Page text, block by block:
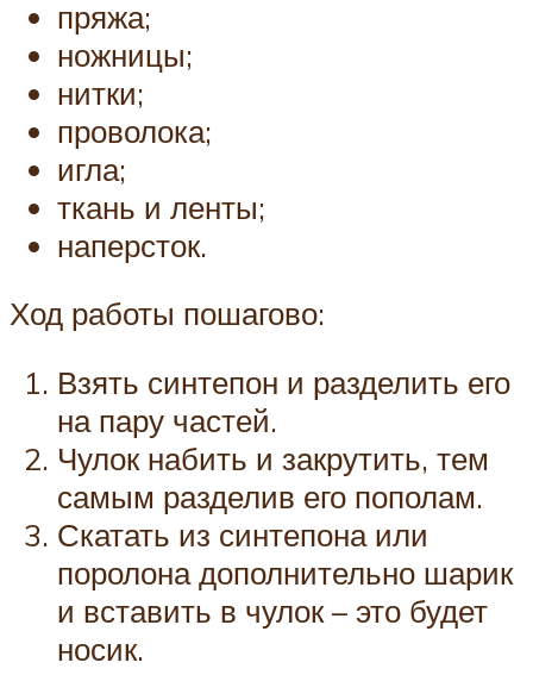
пряжа;
ножницы;
нитки;
проволока;
игла;
ткань и ленты;
наперсток.
Ход работы пошагово:
Взять синтепон и разделить его
на пару частей.
Чулок набить и закрутить, тем
самым разделив его пополам.
Скатать из синтепона или
поролона дополнительно шарик
и вставить в чулок – это будет
носик.